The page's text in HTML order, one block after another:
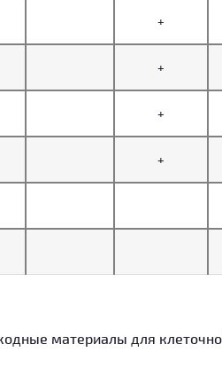
+
+
+
+
материалы для